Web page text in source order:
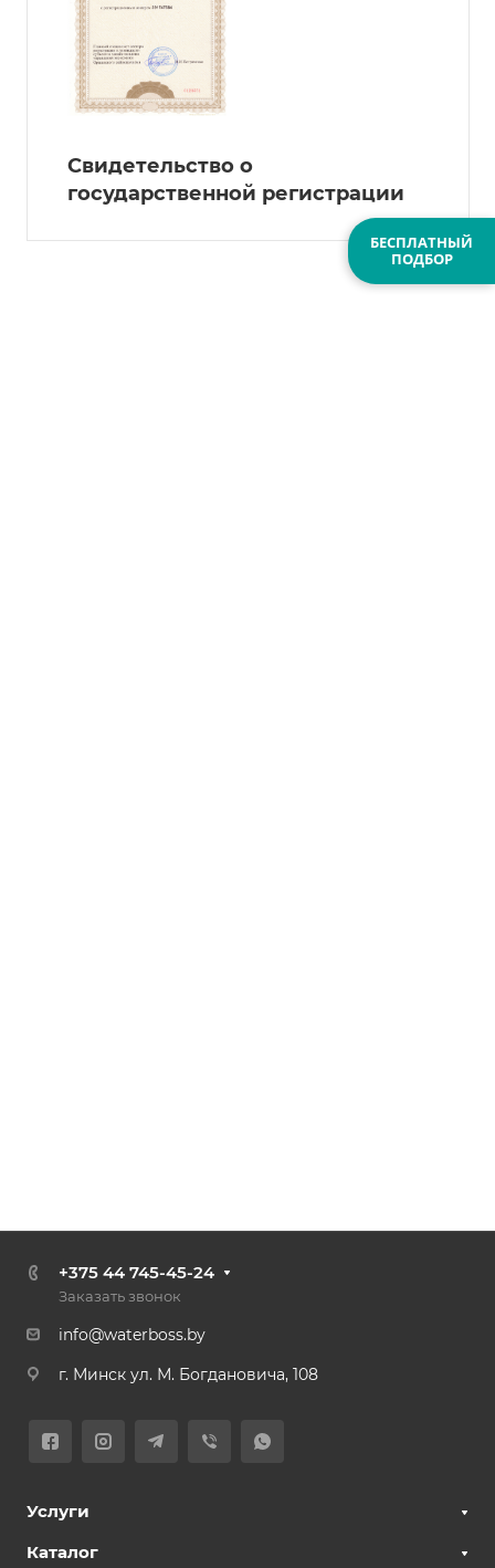
Свидетельство о
государственной регистрации
+375 44 745-45-24
Заказать звонок
info@waterboss.by
г. Минск ул. М. Богдановича, 108
Услуги
Каталог
БЕСПЛАТНЫЙ
ПОДБОР